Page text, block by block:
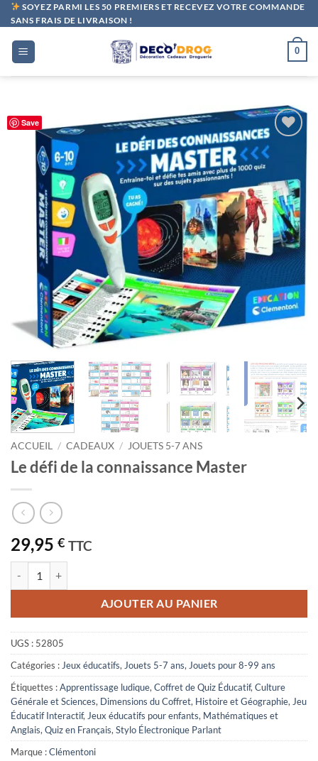
Passer
au
contenu
SOYEZ PARMI LES 50 PREMIERS ET RECEVEZ VOTRE COMMANDE
SANS FRAIS DE LIVRAISON !
0
Save
Ajouter
à la liste
souhaits
ACCUEIL / CADEAUX / JOUETS 5-7 ANS
Le défi de la connaissance Master
29,95 € TTC
AJOUTER AU PANIER
UGS : 52805
Catégories :Jeux éducatifs,Jouets 5-7 ans,Jouets pour 8-99 ans
Étiquettes :Apprentissage ludique,Coffret de Quiz Éducatif,Culture
Générale et Sciences, Dimensions du Coffret, Histoire et Géographie,Jeu
Éducatif Interactif,Jeux éducatifs pour enfants, Mathématiques et
Anglais,Quiz en Français,Stylo Électronique Parlant
Marque :Clémentoni